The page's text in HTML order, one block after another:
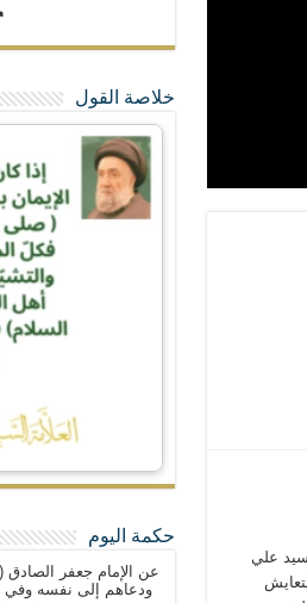
علي
خلاصة القول
حكمة اليوم
عن الإمام جعفر
ودعاهم إلى نفسه وفي